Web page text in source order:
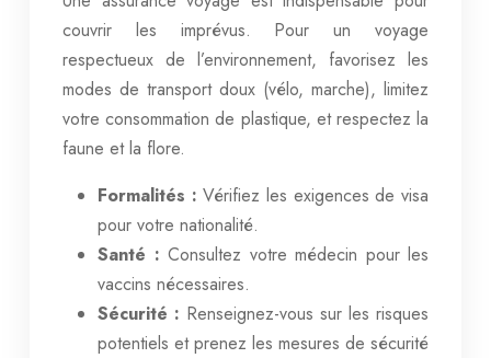
couvrir les imprévus. Pour un voyage
respectueux de l’environnement, favorisez les
modes de transport doux (vélo, marche), limitez
votre consommation de plastique, et respectez la
faune et la flore.
Formalités :Vérifiez les exigences de visa
pour votre nationalité.
Santé : Consultez votre médecin pour les
vaccins nécessaires.
Sécurité : Renseignez-vous sur les risques
potentiels et prenez les mesures de sécurité